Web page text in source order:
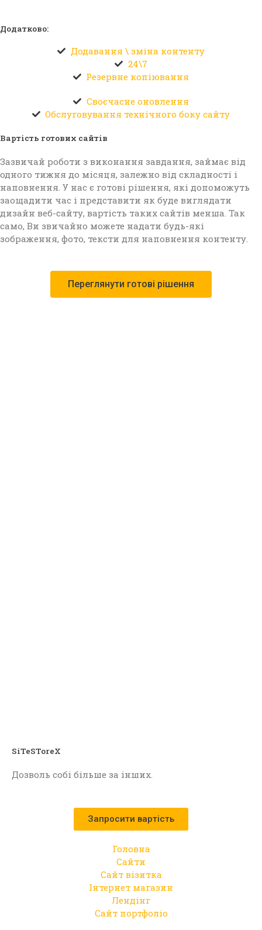
Додатково:
Додавання \ зміна контенту
24\7
Резервне копіювання
Своєчасне оновлення
Обслуговування технічного боку сайту
Вартість готових сайтів
Зазвичай роботи з виконання завдання, займає від
одного тижня до місяця, залежно від складності і
наповнення. У нас є готові рішення, які допоможуть
заощадити час і представити як буде виглядати
дизайн веб-сайту, вартість таких сайтів менша. Так
само, Ви звичайно можете надати будь-які
зображення, фото, тексти для наповнення контенту.
Переглянути готові рішення
SiTeSToreX
Дозволь собі більше за інших.
Запросити вартість
Головна
Сайти
Сайт візитка
Інтернет магазин
Лендінг
Сайт портфоліо